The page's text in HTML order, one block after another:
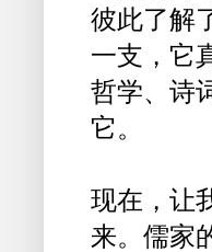
彼此了解
一支，它
哲学、诗
它。
现在，让
来。儒家